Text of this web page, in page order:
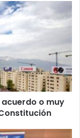
acuerdo o muy